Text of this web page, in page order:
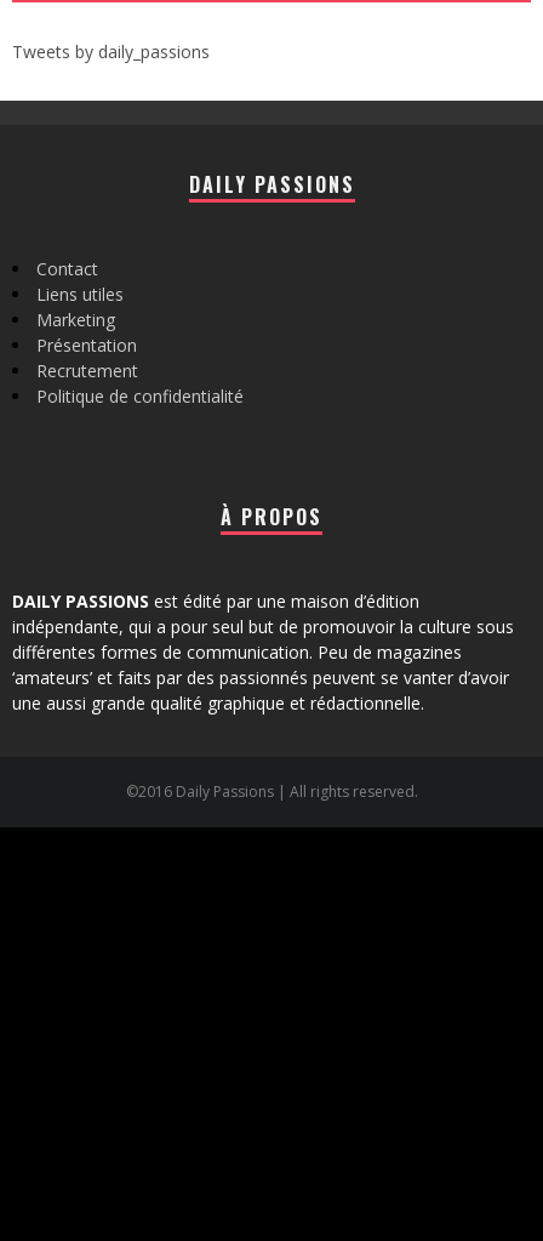
Tweets by daily_passions
DAILY PASSIONS
Contact
Liens utiles
Marketing
Présentation
Recrutement
Politique de confidentialité
À PROPOS
DAILY PASSIONS est édité par une maison d’édition
indépendante, qui a pour seul but de promouvoir la culture sous
différentes formes de communication. Peu de magazines
‘amateurs’ et faits par des passionnés peuvent se vanter d’avoir
une aussi grande qualité graphique et rédactionnelle.
©2016 Daily Passions | All rights reserved.